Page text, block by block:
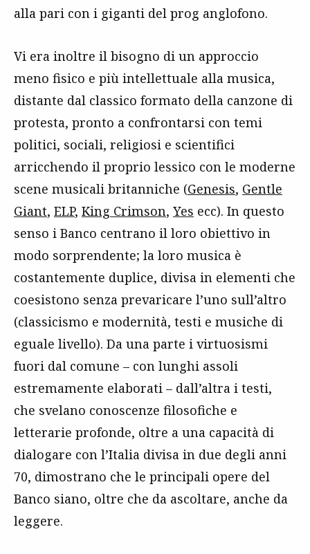
alla pari con i giganti del prog anglofono.
Vi era inoltre il bisogno di un approccio
meno fisico e più intellettuale alla musica,
distante dal classico formato della canzone di
protesta, pronto a confrontarsi con temi
politici, sociali, religiosi e scientifici
arricchendo il proprio lessico con le moderne
scene musicali britanniche (Genesis, Gentle
Giant, ELP, King Crimson, Yes ecc). In questo
senso i Banco centrano il loro obiettivo in
modo sorprendente; la loro musica è
costantemente duplice, divisa in elementi che
coesistono senza prevaricare l’uno sull’altro
(classicismo e modernità, testi e musiche di
eguale livello). Da una parte i virtuosismi
fuori dal comune – con lunghi assoli
estremamente elaborati – dall’altra i testi,
che svelano conoscenze filosofiche e
letterarie profonde, oltre a una capacità di
dialogare con l’Italia divisa in due degli anni
70, dimostrano che le principali opere del
Banco siano, oltre che da ascoltare, anche da
leggere.